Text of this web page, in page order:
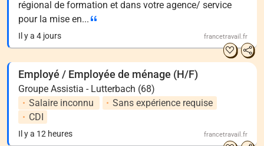
régional de formation et dans votre agence/ service
pour la mise en...
Il y a 4 jours francetravail.fr
Employé / Employée de ménage (H/F)
Groupe Assistia - Lutterbach (68)
Salaire inconnu
Sans expérience requise
CDI
Il y a 12 heures francetravail.fr